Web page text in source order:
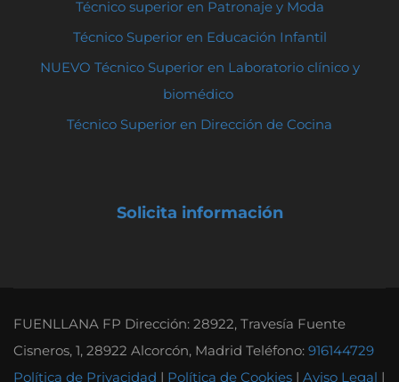
Técnico superior en Patronaje y Moda
Técnico Superior en Educación Infantil
NUEVO Técnico Superior en Laboratorio clínico y
biomédico
Técnico Superior en Dirección de Cocina
Solicita información
FUENLLANA FP Dirección: 28922, Travesía Fuente
Cisneros, 1, 28922 Alcorcón, Madrid Teléfono: 916144729
Política de Privacidad | Política de Cookies | Aviso Legal |